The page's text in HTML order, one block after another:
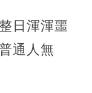
日渾渾噩
通人無